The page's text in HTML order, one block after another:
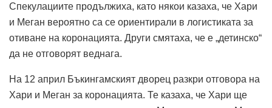
Спекулациите продължиха, като някои казаха, че Хари
и Меган вероятно са се ориентирали в логистиката за
отиване на коронацията. Други смятаха, че е „детинско“
да не отговорят веднага.
На 12 април Бъкингамският дворец разкри отговора на
Хари и Меган за коронацията. Те казаха, че Хари ще